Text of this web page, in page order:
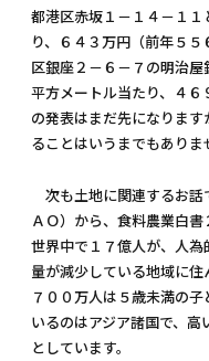
都港区赤坂１－１４－１
り、６４３万円（前年５
区銀座２－６－７の明治
平方メートル当たり、４
の発表はまだ先になりま
ることはいうまでもありま
次も土地に関連するお話
ＡＯ）から、食料農業白書
世界中で１７億人が、人
量が減少している地域に
７００万人は５歳未満の
いるのはアジア諸国で、
としています。